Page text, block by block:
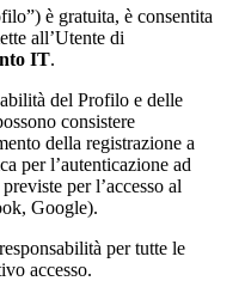
è gratuita, è consentita
all’Utente di
IT.
del Profilo e delle
consistere
della registrazione a
per l’autenticazione ad
per l’accesso al
Google).
per tutte le
accesso.